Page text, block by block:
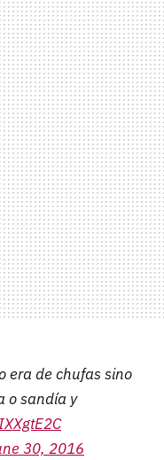
era de chufas sino
o sandía y
30, 2016